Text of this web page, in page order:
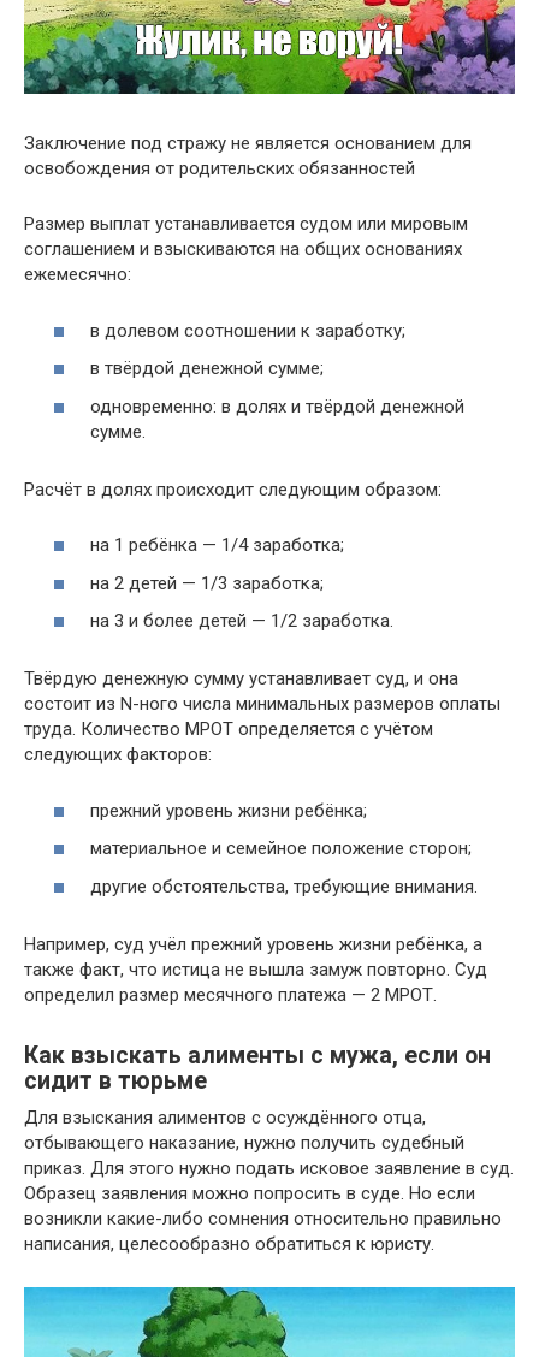
Заключение под стражу не является основанием для
освобождения от родительских обязанностей
Размер выплат устанавливается судом или мировым
соглашением и взыскиваются на общих основаниях
ежемесячно:
в долевом соотношении к заработку;
в твёрдой денежной сумме;
одновременно: в долях и твёрдой денежной
сумме.
Расчёт в долях происходит следующим образом:
на 1 ребёнка — 1/4 заработка;
на 2 детей — 1/3 заработка;
на 3 и более детей — 1/2 заработка.
Твёрдую денежную сумму устанавливает суд, и она
состоит из N-ного числа минимальных размеров оплаты
труда. Количество МРОТ определяется с учётом
следующих факторов:
прежний уровень жизни ребёнка;
материальное и семейное положение сторон;
другие обстоятельства, требующие внимания.
Например, суд учёл прежний уровень жизни ребёнка, а
также факт, что истица не вышла замуж повторно. Суд
определил размер месячного платежа — 2 МРОТ.
Как взыскать алименты с мужа, если он
сидит в тюрьме
Для взыскания алиментов с осуждённого отца,
отбывающего наказание, нужно получить судебный
приказ. Для этого нужно подать исковое заявление в суд.
Образец заявления можно попросить в суде. Но если
возникли какие-либо сомнения относительно правильно
написания, целесообразно обратиться к юристу.